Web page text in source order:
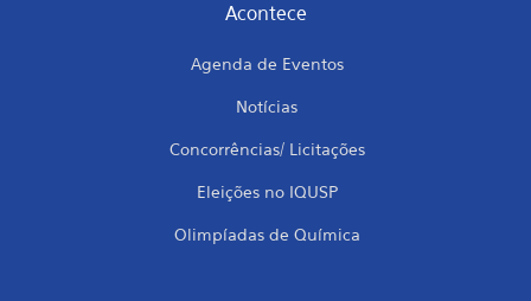
Acontece
Agenda de Eventos
Notícias
Concorrências/ Licitações
Eleições no IQUSP
Olimpíadas de Química